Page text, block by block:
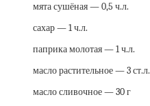
мята сушёная — 0,5 ч.л.
сахар — 1 ч.л.
паприка молотая — 1 ч.л.
масло растительное — 3 ст.л.
масло сливочное — 30 г